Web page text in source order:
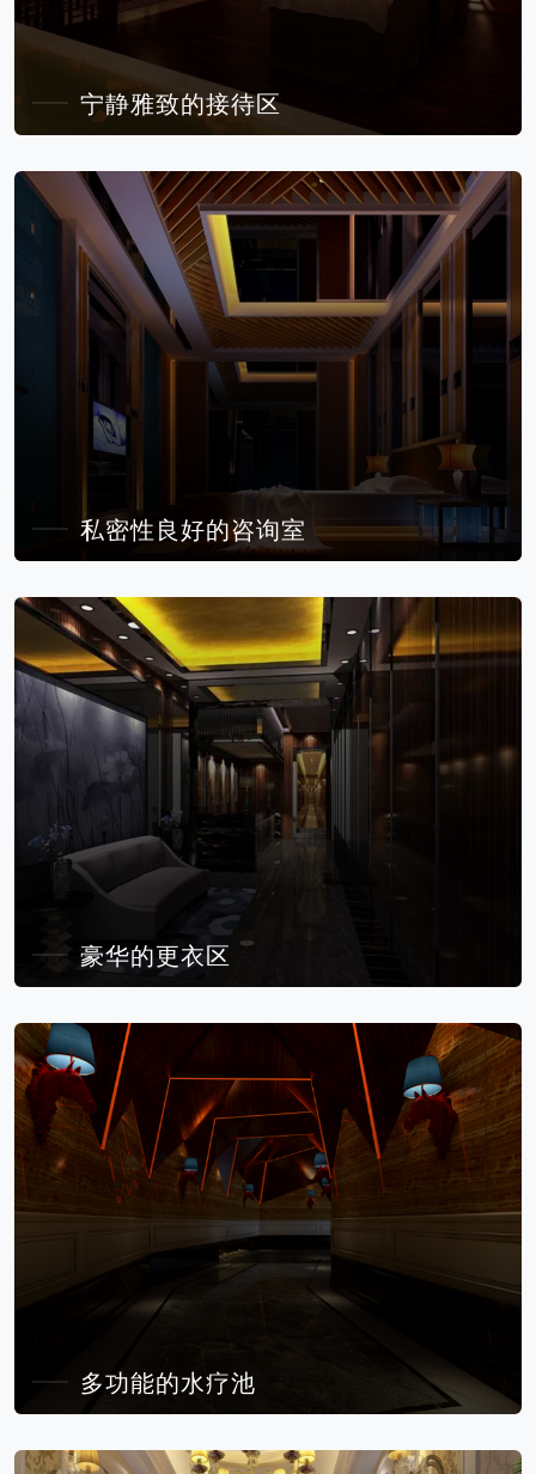
宁静雅致的接待区
私密性良好的咨询室
豪华的更衣区
多功能的水疗池